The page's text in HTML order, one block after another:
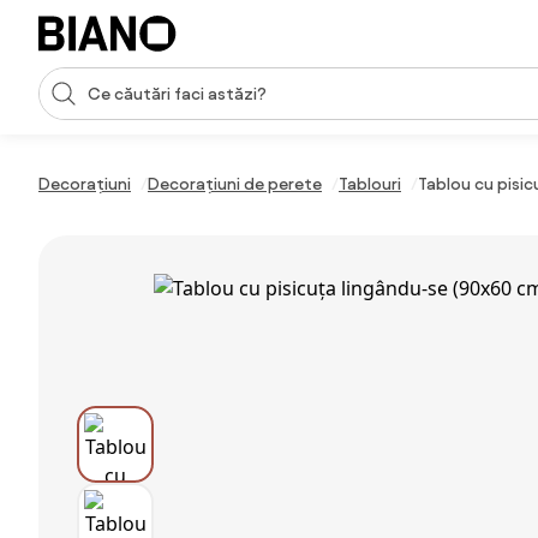
Sari peste navigare, accesează conținutul
Introducerea căutării
Decorațiuni Decorațiuni de perete Tablouri Tablou cu